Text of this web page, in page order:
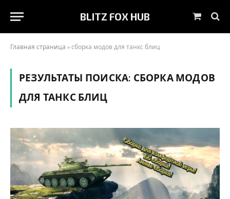
BLITZ FOX HUB Корзина
Главная страница »сборка модов для танкс блиц
РЕЗУЛЬТАТЫ ПОИСКА: СБОРКА МОДОВ
ДЛЯ ТАНКС БЛИЦ